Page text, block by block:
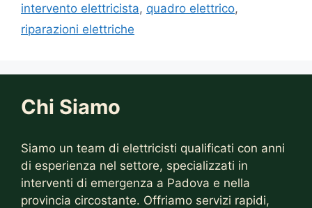
intervento elettricista, quadro elettrico,
riparazioni elettriche
Chi Siamo
Siamo un team di elettricisti qualificati con anni
di esperienza nel settore, specializzati in
interventi di emergenza a Padova e nella
provincia circostante. Offriamo servizi rapidi,